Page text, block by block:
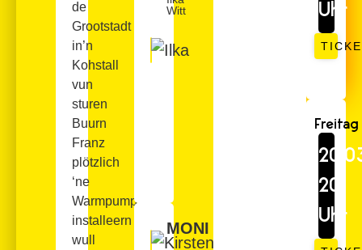
de
Grootstadt
in’n
Kohstall
vun
sturen
Buurn
Franz
plötzlich
‘ne
Warmpump
installeern
wull
Uhr
Freitag
20
Uhr
Witt
MONI